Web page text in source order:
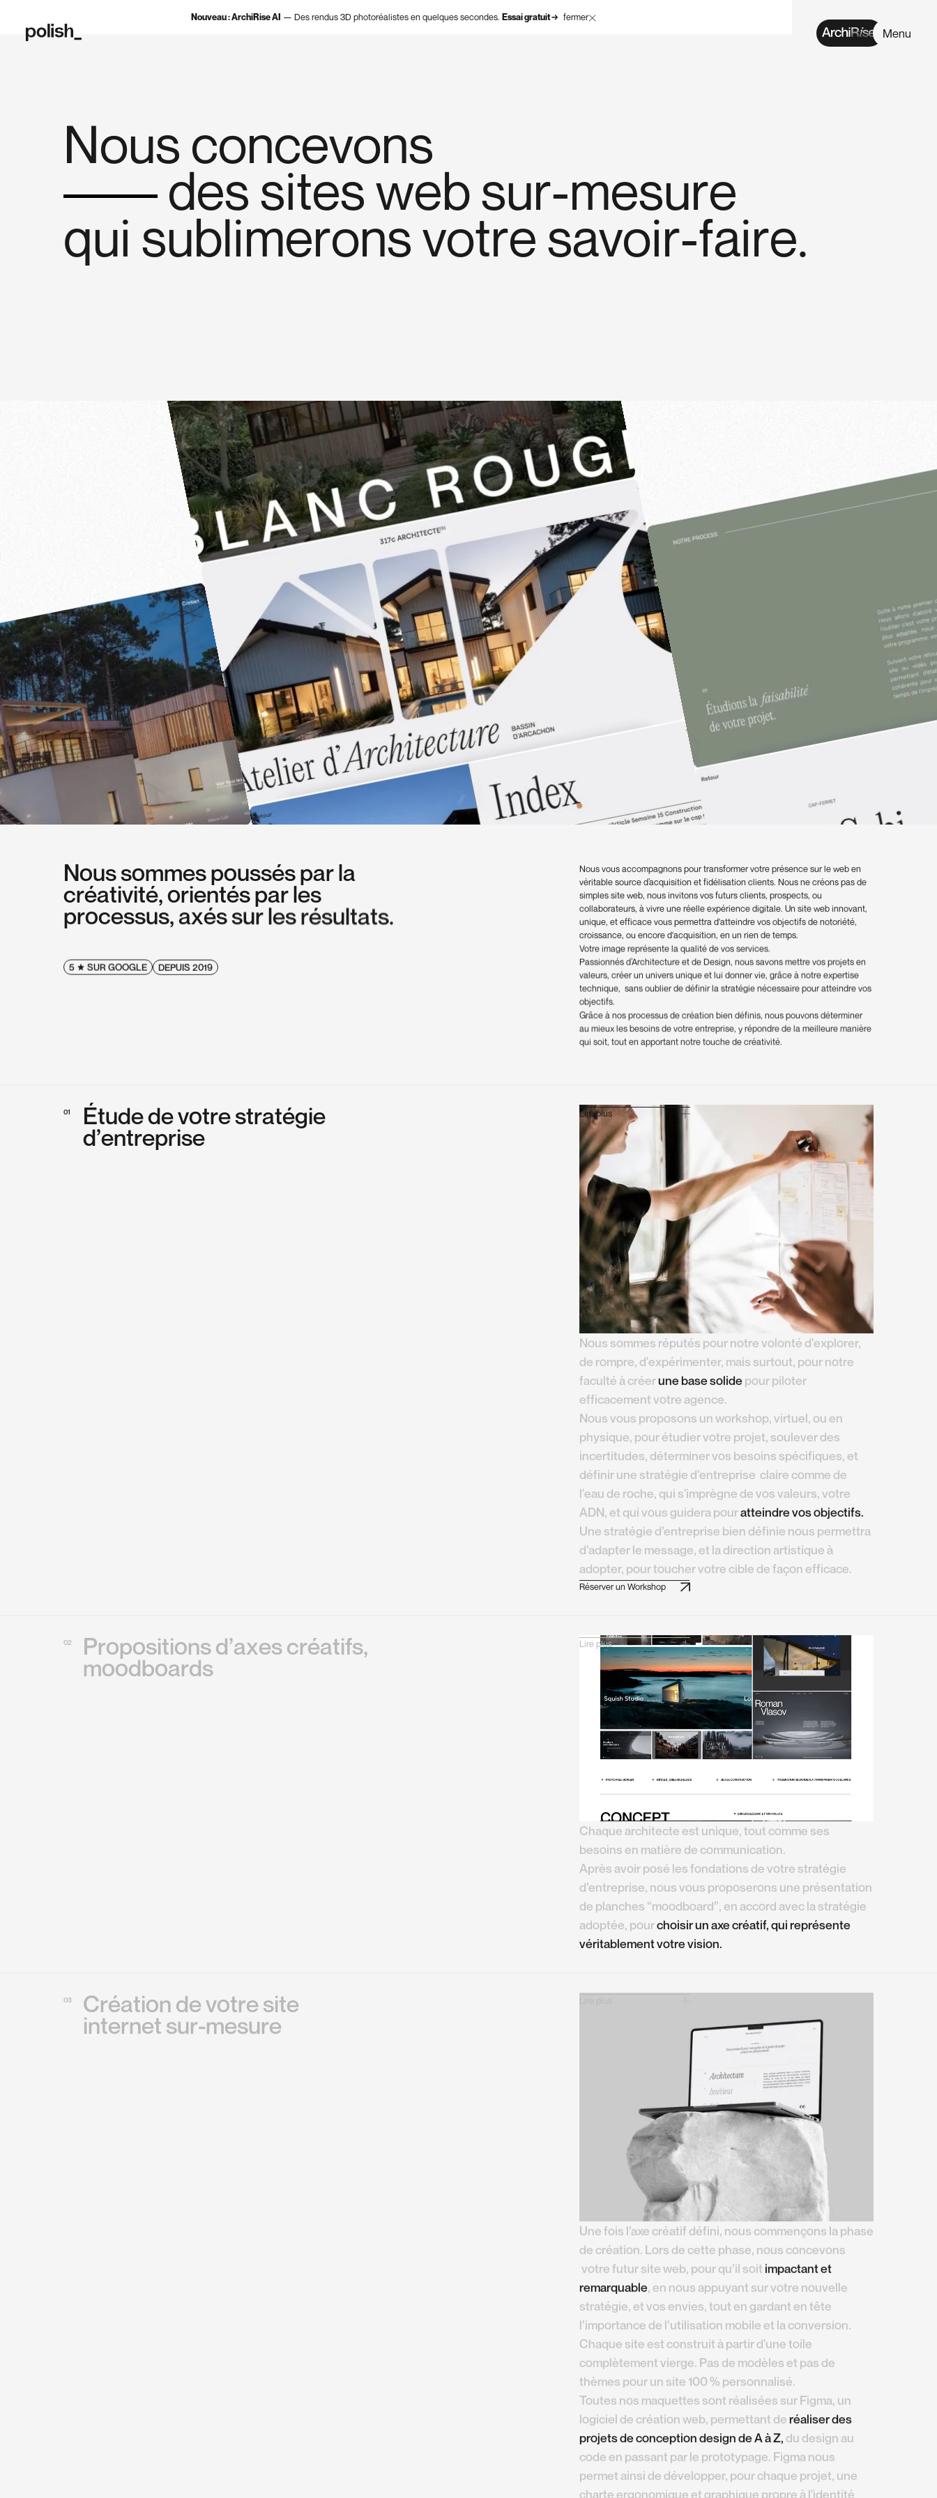
Menu
Nouveau :ArchiRise AI — Des rendus 3D photoréalistes en quelques secondes. Essai gratuit → fermer
Nous concevons
des siteswebsur-mesure
qui sublimeronsvotre savoir-faire.
Noussommespoussésparla
créativité,orientésparles
processus,axéssurlesrésultats.
5 SUR GOOGLE DEPUIS 2019
Nous vous accompagnons pour transformer votre présence sur le web en
véritable source d’acquisition et fidélisation clients. Nous ne créons pas de
simples site web, nous invitons vos futurs clients, prospects, ou
collaborateurs, à vivre une réelle expérience digitale. Un site web innovant,
unique, et efficace vous permettra d'atteindre vos objectifs de notoriété,
croissance, ou encore d'acquisition, en un rien de temps.
Votre image représente la qualité de vos services.
Passionnés d’Architecture et de Design, nous savons mettre vos projets en
valeurs, créer un univers unique et lui donner vie, grâce à notre expertise
technique, sans oublier de définir la stratégie nécessaire pour atteindre vos
objectifs.
Grâce à nos processus de création bien définis, nous pouvons déterminer
au mieux les besoins de votre entreprise, y répondre de la meilleure manière
qui soit, tout en apportant notre touche de créativité.
01 Étudedevotrestratégie
d’entreprise
Lire plus
Nous sommes réputés pour notre volonté d'explorer,
de rompre, d'expérimenter, mais surtout, pour notre
faculté à créerune base solidepour piloter
efficacement votre agence.
Nous vous proposons un workshop, virtuel, ou en
physique, pour étudier votre projet, soulever des
incertitudes, déterminer vos besoins spécifiques, et
définir une stratégie d’entreprise claire comme de
l'eau de roche, qui s'imprègne de vos valeurs, votre
ADN, et qui vous guidera pouratteindre vos objectifs.
Une stratégie d’entreprise bien définie nous permettra
d’adapter le message, et la direction artistique à
adopter, pour toucher votre cible de façon efficace.
Réserver un Workshop
02 Propositionsd’axescréatifs,
moodboards
Lire plus
Chaque architecte est unique, tout comme ses
besoins en matière de communication.
Après avoir posé les fondations de votre stratégie
d’entreprise, nous vous proposerons une présentation
de planches “moodboard”, en accord avec la stratégie
adoptée, pourchoisir un axe créatif, qui représente
véritablement votre vision.
03 Créationdevotresite
internetsur-mesure
Une fois l’axe créatif défini, nous commençons la phase
de création. Lors de cette phase, nous concevons
votre futur site web, pour qu’il soit impactant et
remarquable, en nous appuyant sur votre nouvelle
stratégie, et vos envies, tout en gardant en tête
l’importance de l’utilisation mobile et la conversion.
Chaque site est construit à partir d'une toile
complètement vierge. Pas de modèles et pas de
thèmes pour un site 100 % personnalisé.
Toutes nos maquettes sont réalisées sur Figma, un
logiciel de création web, permettant deréaliser des
projets de conception design de A à Z,du design au
code en passant par le prototypage. Figma nous
permet ainsi de développer, pour chaque projet, une
charte ergonomique et graphique propre à l'identité